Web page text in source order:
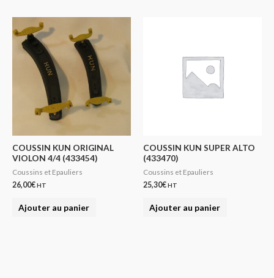
COUSSIN KUN ORIGINAL
VIOLON 4/4 (433454)
Coussins et Epauliers
26,00€HT
Ajouter au panier
COUSSIN KUN SUPER ALTO
(433470)
Coussins et Epauliers
25,30€HT
Ajouter au panier